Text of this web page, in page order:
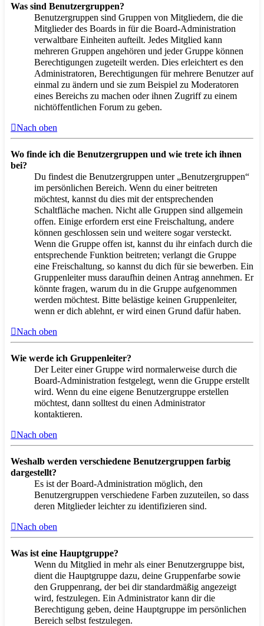
Was sind Benutzergruppen?
Benutzergruppen sind Gruppen von Mitgliedern, die die
Mitglieder des Boards in für die Board-Administration
verwaltbare Einheiten aufteilt. Jedes Mitglied kann
mehreren Gruppen angehören und jeder Gruppe können
Berechtigungen zugeteilt werden. Dies erleichtert es den
Administratoren, Berechtigungen für mehrere Benutzer auf
einmal zu ändern und sie zum Beispiel zu Moderatoren
eines Bereichs zu machen oder ihnen Zugriff zu einem
nichtöffentlichen Forum zu geben.
Nach oben
Wo finde ich die Benutzergruppen und wie trete ich ihnen
bei?
Du findest die Benutzergruppen unter „Benutzergruppen“
im persönlichen Bereich. Wenn du einer beitreten
möchtest, kannst du dies mit der entsprechenden
Schaltfläche machen. Nicht alle Gruppen sind allgemein
offen. Einige erfordern erst eine Freischaltung, andere
können geschlossen sein und weitere sogar versteckt.
Wenn die Gruppe offen ist, kannst du ihr einfach durch die
entsprechende Funktion beitreten; verlangt die Gruppe
eine Freischaltung, so kannst du dich für sie bewerben. Ein
Gruppenleiter muss daraufhin deinen Antrag annehmen. Er
könnte fragen, warum du in die Gruppe aufgenommen
werden möchtest. Bitte belästige keinen Gruppenleiter,
wenn er dich ablehnt, er wird einen Grund dafür haben.
Nach oben
Wie werde ich Gruppenleiter?
Der Leiter einer Gruppe wird normalerweise durch die
Board-Administration festgelegt, wenn die Gruppe erstellt
wird. Wenn du eine eigene Benutzergruppe erstellen
möchtest, dann solltest du einen Administrator
kontaktieren.
Nach oben
Weshalb werden verschiedene Benutzergruppen farbig
dargestellt?
Es ist der Board-Administration möglich, den
Benutzergruppen verschiedene Farben zuzuteilen, so dass
deren Mitglieder leichter zu identifizieren sind.
Nach oben
Was ist eine Hauptgruppe?
Wenn du Mitglied in mehr als einer Benutzergruppe bist,
dient die Hauptgruppe dazu, deine Gruppenfarbe sowie
den Gruppenrang, der bei dir standardmäßig angezeigt
wird, festzulegen. Ein Administrator kann dir die
Berechtigung geben, deine Hauptgruppe im persönlichen
Bereich selbst festzulegen.